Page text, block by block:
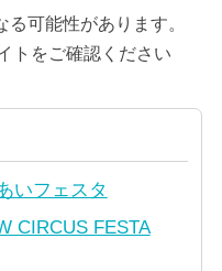
可能性があります。
トをご確認ください
いフェスタ
CIRCUS FESTA